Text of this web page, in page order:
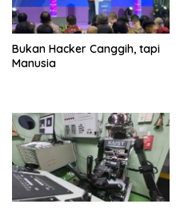
Bukan Hacker Canggih, tapi
Manusia